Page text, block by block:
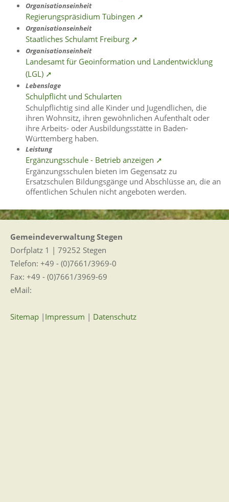
Organisationseinheit
Regierungspräsidium Tübingen ➚
Organisationseinheit
Staatliches Schulamt Freiburg ➚
Organisationseinheit
Landesamt für Geoinformation und Landentwicklung
(LGL) ➚
Lebenslage
Schulpflicht und Schularten
Schulpflichtig sind alle Kinder und Jugendlichen, die
ihren Wohnsitz, ihren gewöhnlichen Aufenthalt oder
ihre Arbeits- oder Ausbildungsstätte in Baden-
Württemberg haben.
Leistung
Ergänzungsschule - Betrieb anzeigen ➚
Ergänzungsschulen bieten im Gegensatz zu
Ersatzschulen Bildungsgänge und Abschlüsse an, die an
öffentlichen Schulen nicht angeboten werden.
Gemeindeverwaltung Stegen
Dorfplatz 1 | 79252 Stegen
Telefon: +49 - (0)7661/3969-0
Fax: +49 - (0)7661/3969-69
eMail:
Sitemap | Impressum | Datenschutz